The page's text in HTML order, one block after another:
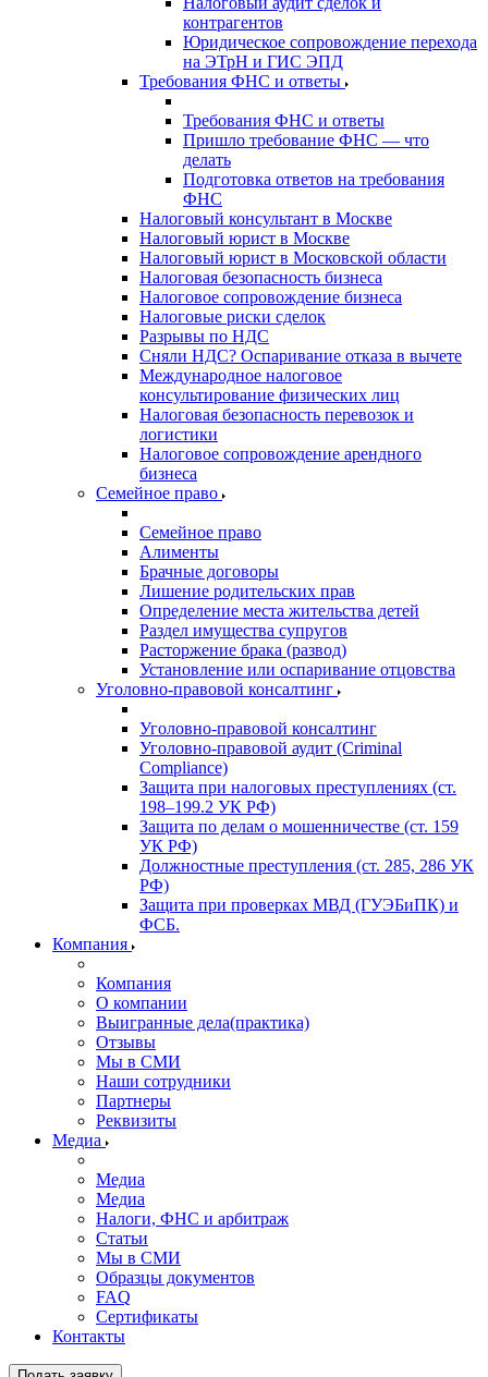
контрагентов
Юридическое сопровождение перехода
на ЭТрН и ГИС ЭПД
Требования ФНС и ответы
Требования ФНС и ответы
Пришло требование ФНС — что
делать
Подготовка ответов на требования
ФНС
Налоговый консультант в Москве
Налоговый юрист в Москве
Налоговый юрист в Московской области
Налоговая безопасность бизнеса
Налоговое сопровождение бизнеса
Налоговые риски сделок
Разрывы по НДС
Сняли НДС? Оспаривание отказа в вычете
Международное налоговое
консультирование физических лиц
Налоговая безопасность перевозок и
логистики
Налоговое сопровождение арендного
бизнеса
Семейное право
Семейное право
Алименты
Брачные договоры
Лишение родительских прав
Определение места жительства детей
Раздел имущества супругов
Расторжение брака (развод)
Установление или оспаривание отцовства
Уголовно-правовой консалтинг
Уголовно-правовой консалтинг
Уголовно-правовой аудит (Criminal
Compliance)
Защита при налоговых преступлениях (ст.
198–199.2 УК РФ)
Защита по делам о мошенничестве (ст. 159
УК РФ)
Должностные преступления (ст. 285, 286 УК
РФ)
Защита при проверках МВД (ГУЭБиПК) и
ФСБ.
Компания
Компания
О компании
Выигранные дела(практика)
Отзывы
Мы в СМИ
Наши сотрудники
Партнеры
Реквизиты
Медиа
Медиа
Медиа
Налоги, ФНС и арбитраж
Статьи
Мы в СМИ
Образцы документов
FAQ
Сертификаты
Контакты